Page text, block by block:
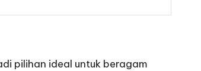
pilihan ideal untuk beragam